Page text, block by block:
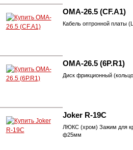
OMA-26.5 (CF.A1)
Кабель оптронной платы
OMA-26.5 (6P.R1)
Диск фрикционный
Joker R-19C
ЛЮКС (хром) Зажим для
ф25мм